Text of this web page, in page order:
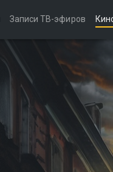
Записи ТВ-эфиров